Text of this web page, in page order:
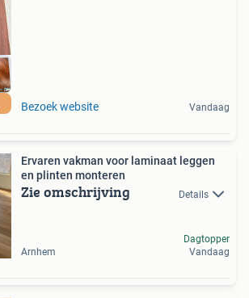
Bezoek website Vandaag
Ervaren vakman voor laminaat leggen
en plinten monteren
Zie omschrijving Details
Arnhem
Dagtopper
Vandaag